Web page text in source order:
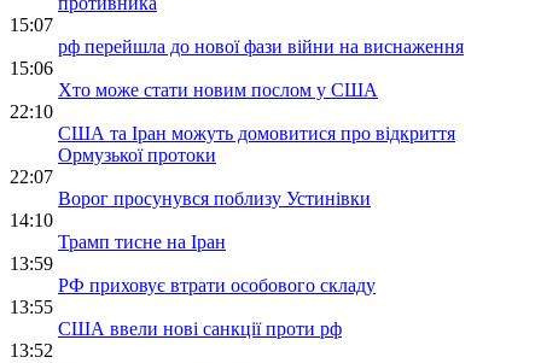
15:07
рф перейшла до нової фази війни на виснаження
15:06
Хто може стати новим послом у США
22:10
США та Іран можуть домовитися про відкриття
Ормузької протоки
22:07
Ворог просунувся поблизу Устинівки
14:10
Трамп тисне на Іран
13:59
РФ приховує втрати особового складу
13:55
США ввели нові санкції проти рф
13:52